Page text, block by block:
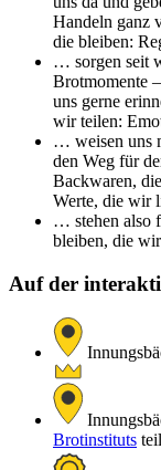
Handeln ganz
die bleiben:
… sorgen seit
Brotmomente
uns gerne
wir teilen:
… weisen uns
den Weg für
Backwaren,
Werte, die wir
… stehen also
bleiben, die
Auf der
Brotinstituts